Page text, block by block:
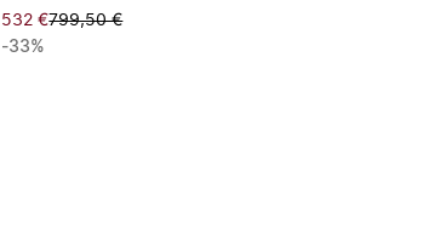
532 €799,50 €
-33%